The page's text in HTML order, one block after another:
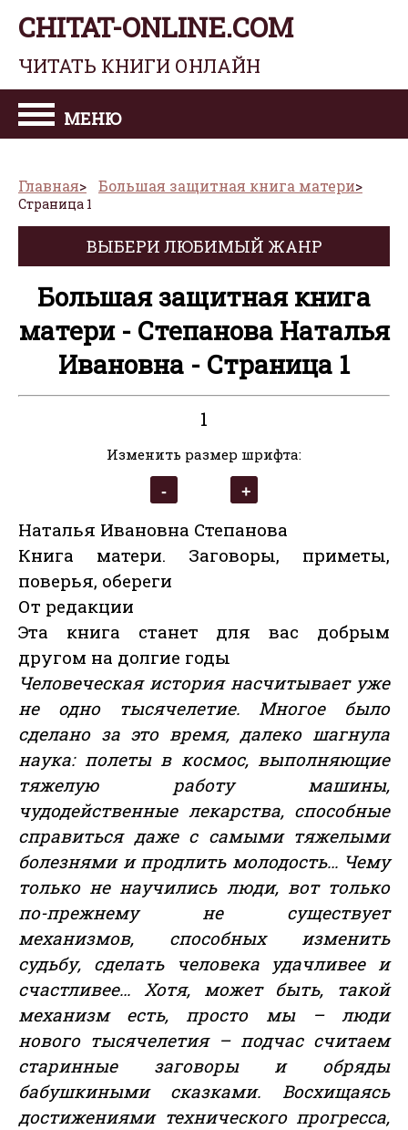
CHITAT-ONLINE.COM
ЧИТАТЬ КНИГИ ОНЛАЙН
МЕНЮ
Главная Большая защитная книга матери
Страница 1
ВЫБЕРИ ЛЮБИМЫЙ ЖАНР
Большая защитная книга
матери - Степанова Наталья
Ивановна - Страница 1
1
Изменить размер шрифта:
Наталья Ивановна Степанова
Книга матери. Заговоры, приметы,
поверья, обереги
От редакции
Эта книга станет для вас добрым
другом на долгие годы
Человеческая история насчитывает уже
не одно тысячелетие. Многое было
сделано за это время, далеко шагнула
наука: полеты в космос, выполняющие
тяжелую работу машины,
чудодейственные лекарства, способные
справиться даже с самыми тяжелыми
болезнями и продлить молодость… Чему
только не научились люди, вот только
по-прежнему не существует
механизмов, способных изменить
судьбу, сделать человека удачливее и
счастливее… Хотя, может быть, такой
механизм есть, просто мы – люди
нового тысячелетия – подчас считаем
старинные заговоры и обряды
бабушкиными сказками. Восхищаясь
достижениями технического прогресса,